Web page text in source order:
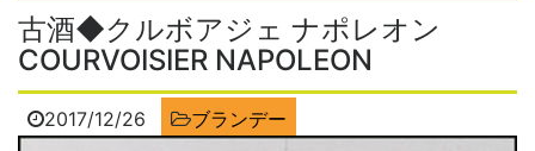
古酒◆クルボアジェ ナポレオン
COURVOISIER NAPOLEON
2017/12/26 ブランデー